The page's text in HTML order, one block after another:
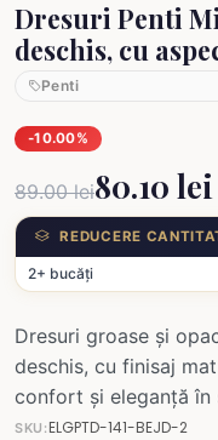
Dresuri Penti
deschis, cu
Penti
-10.00%
89.00 lei80.10 lei
REDUCERE
2+ bucăți
Dresuri groase și
deschis, cu finisaj
confort și eleganță în
SKU:ELGPTD-141-BEJD-2